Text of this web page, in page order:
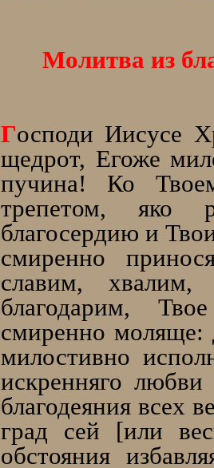
Молитва из
Господи Иисусе
щедрот, Егоже
пучина! Ко
трeпетом, яко
благосeрдию и
смирeнно
слaвим,
благодарим,
смирeнно моляще:
милостивно
искренняго
благодеяния всех
грaд сeй [или
обстояния